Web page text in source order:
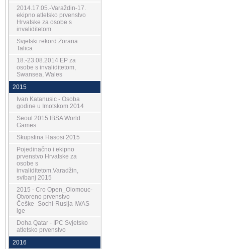
2014.17.05.-Varaždin-17.
ekipno atletsko prvenstvo
Hrvatske za osobe s
invaliditetom
Svjetski rekord Zorana
Talica
18.-23.08.2014 EP za
osobe s invaliditetom,
Swansea, Wales
2015
Ivan Katanusic - Osoba
godine u Imotskom 2014
Seoul 2015 IBSA World
Games
Skupstina Hasosi 2015
Pojedinačno i ekipno
prvenstvo Hrvatske za
osobe s
invaliditetom.Varadžin,
svibanj 2015
2015 - Cro Open_Olomouc-
Otvoreno prvenstvo
Češke_Sochi-Rusija IWAS
ige
Doha Qatar - IPC Svjetsko
atletsko prvenstvo
2016